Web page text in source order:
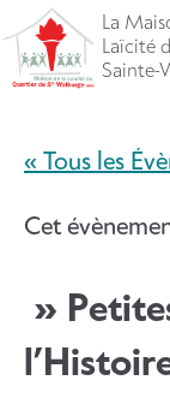
directement
vers
La
Laïcité
Sainte-
« Tous les
Cet
»